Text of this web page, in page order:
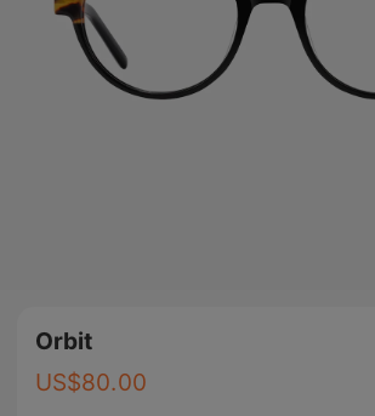
Orbit
US$80.00